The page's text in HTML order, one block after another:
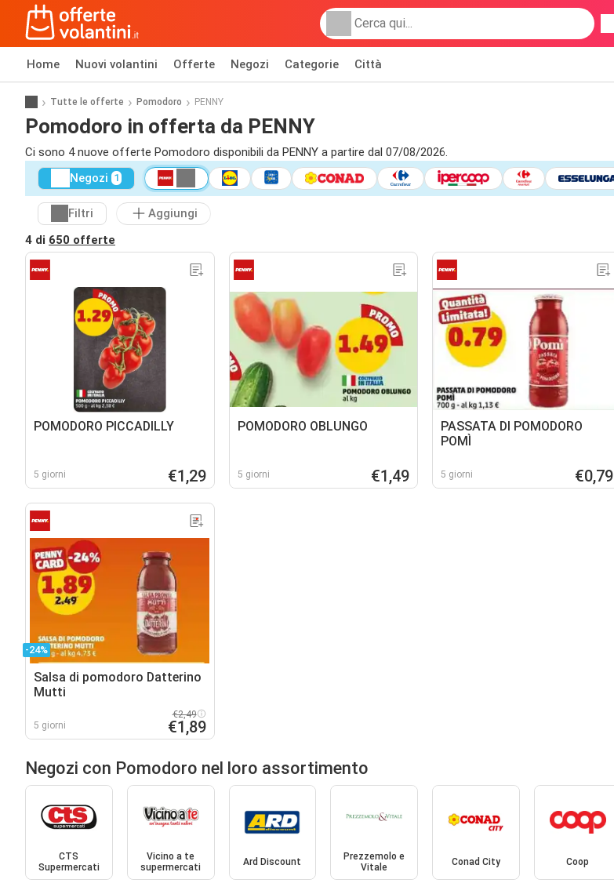
Home Nuovi volantini Offerte Negozi Categorie Città
Tutte le offerte Pomodoro PENNY
Pomodoro in offerta da PENNY
Ci sono 4 nuove offerte Pomodoro disponibili da PENNY a partire dal 07/08/2026.
Negozi 1
Filtri
Aggiungi
4 di 650 offerte
POMODORO PICCADILLY
5 giorni €1,29
POMODORO OBLUNGO
5 giorni €1,49
PASSATA DI POMODORO
POMÌ
5 giorni €0,79
-24%
Salsa di pomodoro Datterino
Mutti
5 giorni
€2,49
€1,89
Negozi con Pomodoro nel loro assortimento
CTS
Supermercati
Vicino a te
supermercati
Ard Discount
Prezzemolo e
Vitale
Conad City Coop